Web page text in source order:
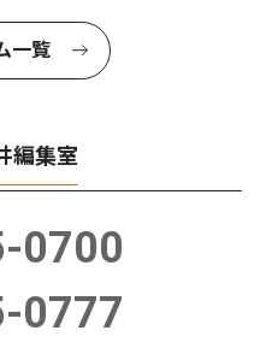
一覧
編集室
0700
0777